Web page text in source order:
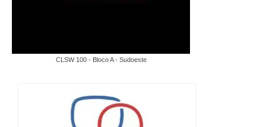
CLSW 100 - Bloco A - Sudoeste